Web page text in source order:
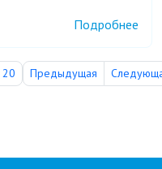
Подробнее
20 Предыдущая